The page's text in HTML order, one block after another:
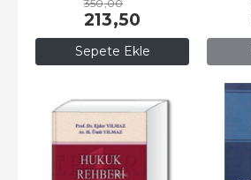
Sepete Ekle
350,00
213,50